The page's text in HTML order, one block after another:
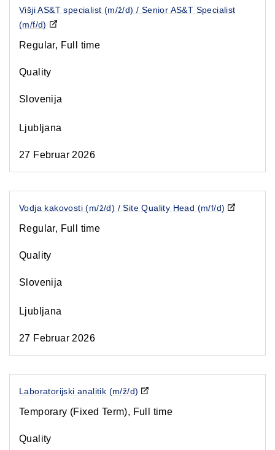
Višji AS&T specialist (m/ž/d) / Senior AS&T Specialist
(m/f/d)
Regular, Full time
Quality
Slovenija
Ljubljana
27 Februar 2026
Vodja kakovosti (m/ž/d) / Site Quality Head (m/f/d)
Regular, Full time
Quality
Slovenija
Ljubljana
27 Februar 2026
Laboratorijski analitik (m/ž/d)
Temporary (Fixed Term), Full time
Quality